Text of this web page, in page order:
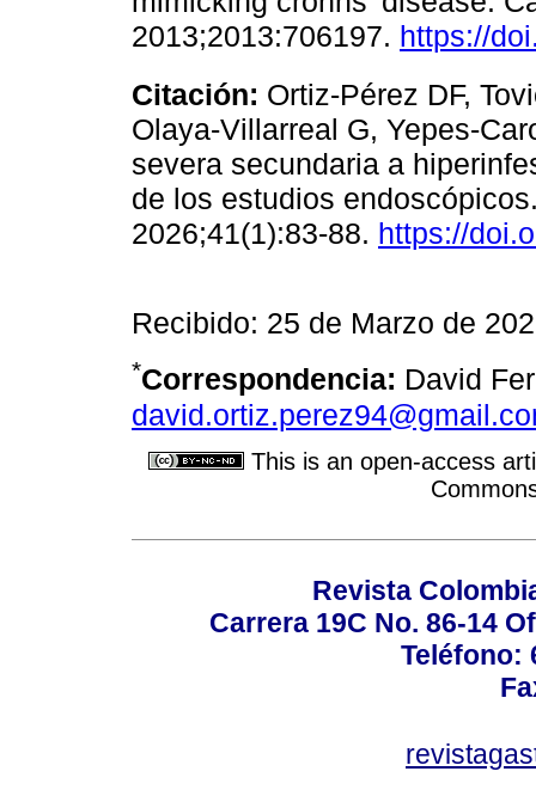
2013;2013:706197. https://
Citación: Ortiz-Pérez DF,
Olaya-Villarreal G, Yepes-
severa secundaria a
de los estudios
2026;41(1):83-88. https://
Recibido: 25 de Marzo de
*Correspondencia: David
This is an open-access
Revista
Carrera 19C No. 86-14
Teléfono: